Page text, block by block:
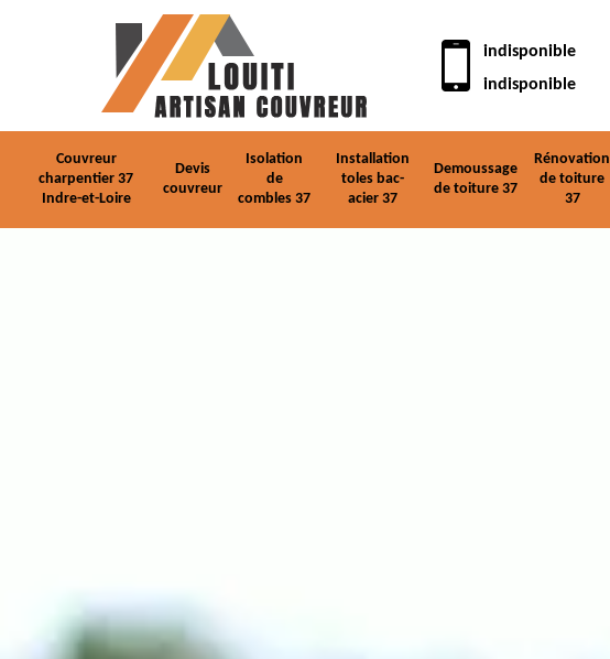
indisponible
indisponible
Couvreur
charpentier 37
Indre-et-Loire
Devis
couvreur
Isolation
de
combles 37
Installation
toles bac-
acier 37
Demoussage
de toiture 37
Rénovation
de toiture
37